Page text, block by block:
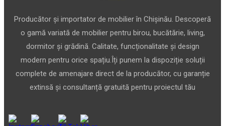
Producător și importator de mobilier în Chișinău. Descoperă
o gamă variată de mobilier pentru birou, bucătărie, living,
dormitor și grădină. Calitate, funcționalitate și design
modern pentru orice spațiu.Îți punem la dispoziție soluții
complete de amenajare direct de la producător, cu garanție
extinsă și consultanță gratuită pentru proiectul tău